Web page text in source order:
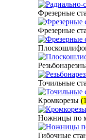
Фрезерные
Фрезерные
Точильные
Кромкорезы
Ножницы по
Гибочные